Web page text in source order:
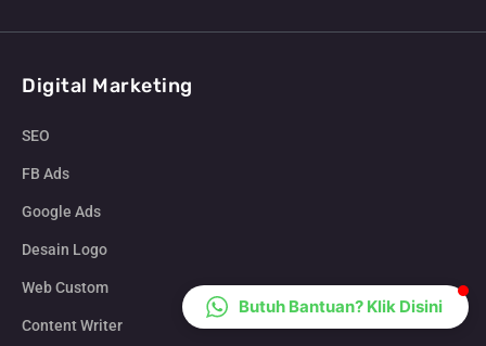
Butuh Bantuan? Klik Disini
Digital Marketing
SEO
FB Ads
Google Ads
Desain Logo
Web Custom
Content Writer